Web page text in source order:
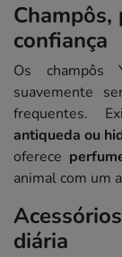
confiança
Os champôs
suavemente
frequentes.
antiqueda ou
oferece
animal com um
diária